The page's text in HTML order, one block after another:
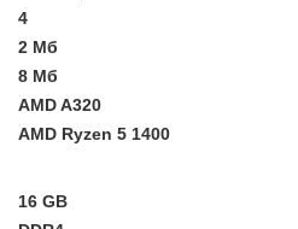
4
2 Мб
8 Мб
AMD A320
AMD Ryzen 5 1400
16 GB